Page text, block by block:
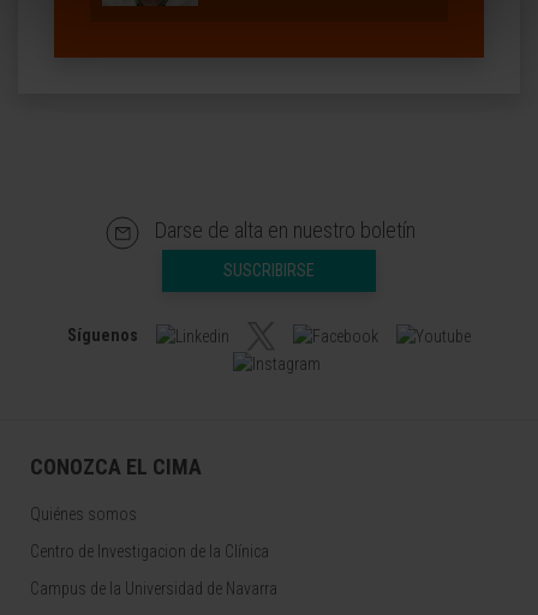
Darse de alta en nuestro boletín
SUSCRIBIRSE
Síguenos
CONOZCA EL CIMA
Quiénes somos
Centro de Investigacion de la Clínica
Campus de la Universidad de Navarra